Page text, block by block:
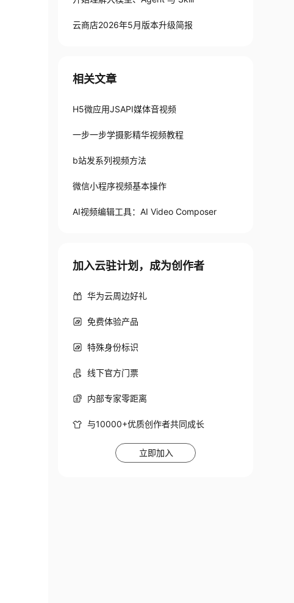
云商店2026年5月版本升级简报
相关文章
H5微应用JSAPI媒体音视频
一步一步学摄影精华视频教程
b站发系列视频方法
微信小程序视频基本操作
AI视频编辑工具：AI Video Composer
加入云驻计划，成为创作者
华为云周边好礼
免费体验产品
特殊身份标识
线下官方门票
内部专家零距离
与10000+优质创作者共同成长
立即加入